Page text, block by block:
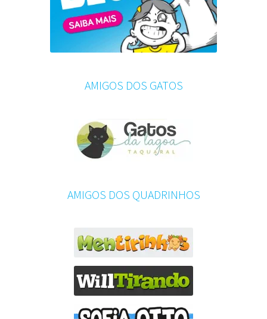
AMIGOS DOS GATOS
AMIGOS DOS QUADRINHOS